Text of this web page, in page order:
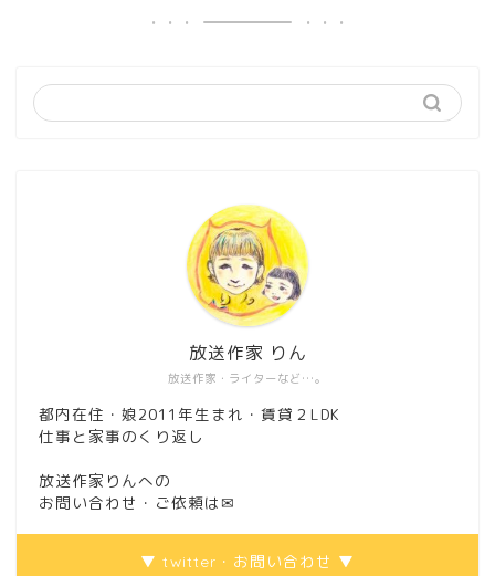
放送作家・ライターなど…。
放送作家 りん
都内在住・娘2011年生まれ・賃貸２LDK
仕事と家事のくり返し
放送作家りんへの
お問い合わせ・ご依頼は ✉
▼ twitter・お問い合わせ ▼